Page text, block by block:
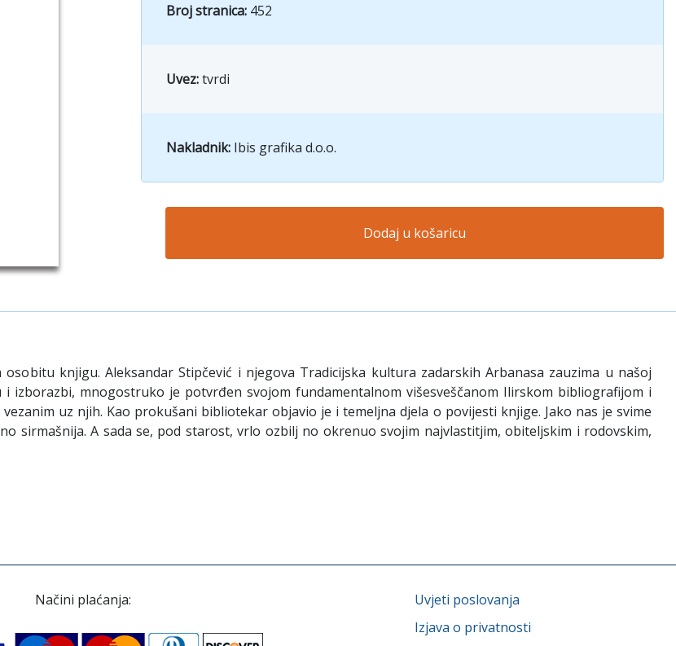
Broj stranica: 452
Uvez:tvrdi
Nakladnik: Ibis grafika d.o.o.
Dodaj u košaricu
knjigu. Aleksandar Stipčević i njegova Tradicijska kultura zadarskih Arbanasa zauzima u našoj
mnogostruko je potvrđen svojom fundamentalnom višesveščanom Ilirskom bibliografijom i
uz njih. Kao prokušani bibliotekar objavio je i temeljna djela o povijesti knjige. Jako nas je svime
sirmašnija. A sada se, pod starost, vrlo ozbilj no okrenuo svojim najvlastitjim, obiteljskim i rodovskim,
Načini plaćanja:
Uvjeti poslovanja
Izjava o privatnosti